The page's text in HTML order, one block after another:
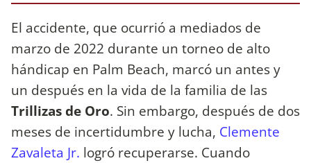
El accidente, que ocurrió a mediados de
marzo de 2022 durante un torneo de alto
hándicap en Palm Beach, marcó un antes y
un después en la vida de la familia de las
Trillizas de Oro. Sin embargo, después de dos
meses de incertidumbre y lucha, Clemente
Zavaleta Jr. logró recuperarse. Cuando